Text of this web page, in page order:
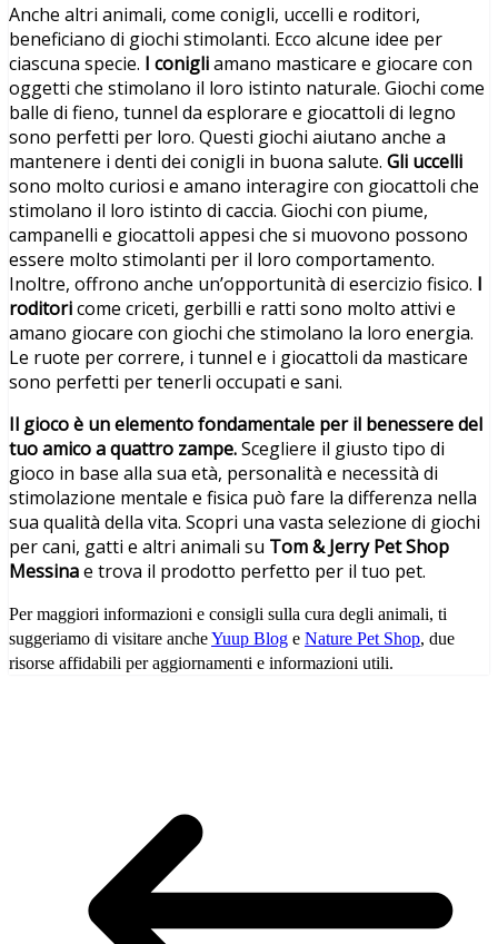
Anche altri animali, come conigli, uccelli e roditori,
beneficiano di giochi stimolanti. Ecco alcune idee per
ciascuna specie. I conigliamano masticare e giocare con
oggetti che stimolano il loro istinto naturale. Giochi come
balle di fieno, tunnel da esplorare e giocattoli di legno
sono perfetti per loro. Questi giochi aiutano anche a
mantenere i denti dei conigli in buona salute. Gli uccelli
sono molto curiosi e amano interagire con giocattoli che
stimolano il loro istinto di caccia. Giochi con piume,
campanelli e giocattoli appesi che si muovono possono
essere molto stimolanti per il loro comportamento.
Inoltre, offrono anche un’opportunità di esercizio fisico. I
roditoricome criceti, gerbilli e ratti sono molto attivi e
amano giocare con giochi che stimolano la loro energia.
Le ruote per correre, i tunnel e i giocattoli da masticare
sono perfetti per tenerli occupati e sani.
Il gioco è un elemento fondamentale per il benessere del
tuo amico a quattro zampe.Scegliere il giusto tipo di
gioco in base alla sua età, personalità e necessità di
stimolazione mentale e fisica può fare la differenza nella
sua qualità della vita. Scopri una vasta selezione di giochi
per cani, gatti e altri animali su Tom & Jerry Pet Shop
Messinae trova il prodotto perfetto per il tuo pet.
Per maggiori informazioni e consigli sulla cura degli animali, ti
suggeriamo di visitare ancheYuup Blog e Nature Pet Shop, due
risorse affidabili per aggiornamenti e informazioni utili.